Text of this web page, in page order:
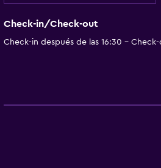
Check-in/Check-out
Check-in después de las 16:30 -